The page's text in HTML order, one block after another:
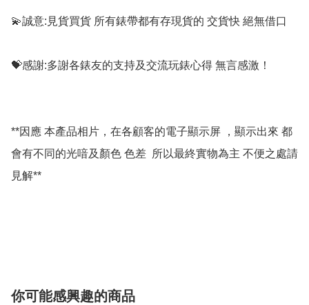
💫誠意:見貨買貨 所有錶帶都有存現貨的 交貨快 絕無借口
💝感謝:多謝各錶友的支持及交流玩錶心得 無言感激！
**因應 本產品相片，在各顧客的電子顯示屏 ，顯示出來 都
會有不同的光喑及顏色 色差  所以最終實物為主 不便之處請
見解**
你可能感興趣的商品